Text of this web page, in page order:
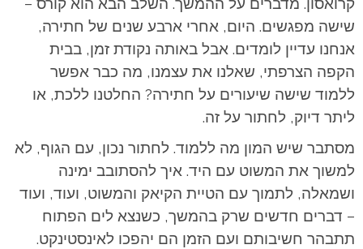
שישה מפגשים. היום, אחרי ארבע שנים של חתירה,
אנחנו עדיין לומדים. אבל באותה נקודת זמן, בבית
הקפה הצרפתי, שאלנו את עצמנו, מה כבר אפשר
ללמוד שישה שיעורים על חתירה? החלטנו ללכת, או
ליתר דיוק, לחתור על זה.
מסתבר שיש המון מה ללמוד. לחתור נכון, עם הגוף, לא
למשוך את המשוט עם היד. איך להסתובב ימינה
ושמאלה, לתמוך עם הטיית הקיאק והמשוט, ועוד, ועוד
– דברים חדשים שרק בהמשך, כשנצא לים הפתוח
תתבהר חשיבותם ועם הזמן הם יהפכו לאינסטינקט.